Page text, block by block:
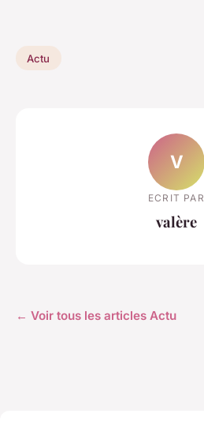
Actu
V
ECRIT PAR
valère
← Voir tous les articles Actu